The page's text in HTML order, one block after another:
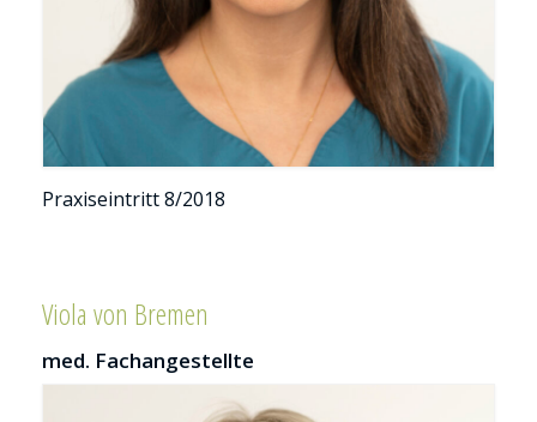
Pra­xis­ein­tritt 8/2018
Viola von Bremen
med. Fachangestellte